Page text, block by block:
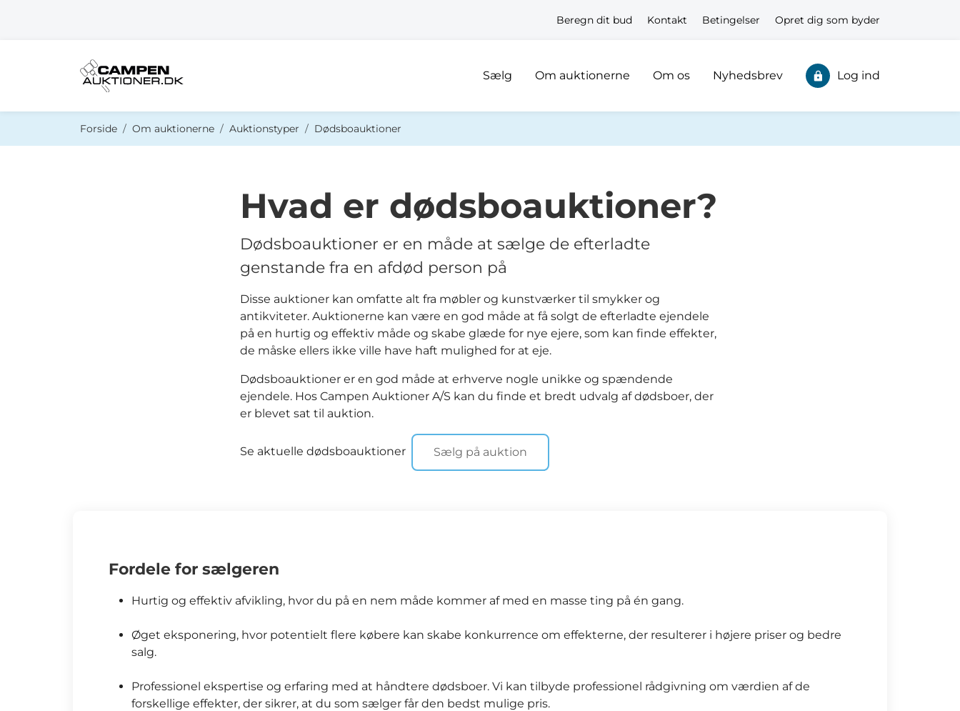
Beregn dit bud Kontakt Betingelser Opret dig som byder
Sælg Om auktionerne Om os Nyhedsbrev Log ind
Forside Om auktionerne Auktionstyper Dødsboauktioner
Hvad er dødsboauktioner?
Dødsboauktioner er en måde at sælge de efterladte
genstande fra en afdød person på
Disse auktioner kan omfatte alt fra møbler og kunstværker til smykker og
antikviteter. Auktionerne kan være en god måde at få solgt de efterladte ejendele
på en hurtig og effektiv måde og skabe glæde for nye ejere, som kan finde effekter,
de måske ellers ikke ville have haft mulighed for at eje.
Dødsboauktioner er en god måde at erhverve nogle unikke og spændende
ejendele. Hos Campen Auktioner A/S kan du finde et bredt udvalg af dødsboer, der
er blevet sat til auktion.
Se aktuelle dødsboauktioner Sælg på auktion
Fordele for sælgeren
Hurtig og effektiv afvikling, hvor du på en nem måde kommer af med en masse ting på én gang.
Øget eksponering, hvor potentielt flere købere kan skabe konkurrence om effekterne, der resulterer i højere priser og bedre
salg.
Professionel ekspertise og erfaring med at håndtere dødsboer. Vi kan tilbyde professionel rådgivning om værdien af de
forskellige effekter, der sikrer, at du som sælger får den bedst mulige pris.